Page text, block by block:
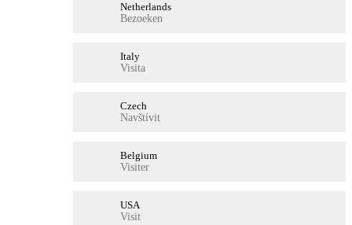
Netherlands
Bezoeken
Italy
Visita
Czech
Navštívit
Belgium
Visiter
USA
Visit